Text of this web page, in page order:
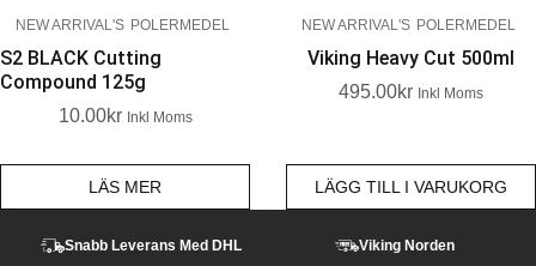
NEW ARRIVAL'S POLERMEDEL
S2 BLACK Cutting
Compound 125g
10.00Kr Inkl Moms
LÄS MER
NEW ARRIVAL'S POLERMEDEL
Viking Heavy Cut 500ml
495.00Kr Inkl Moms
LÄGG TILL I VARUKORG
Snabb Leverans Med DHL Viking Norden